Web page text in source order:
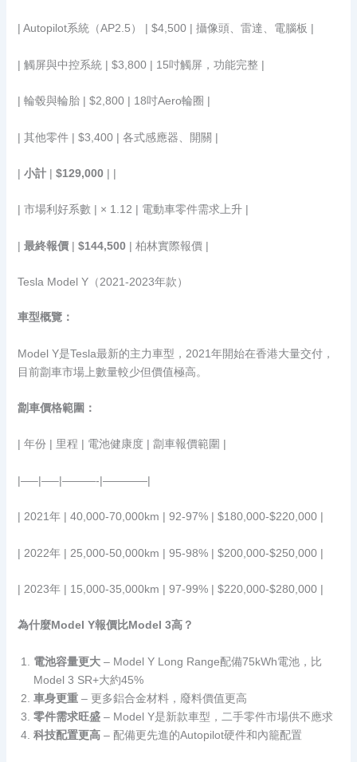
| Autopilot系統（AP2.5） | $4,500 | 攝像頭、雷達、電腦板 |
| 觸屏與中控系統 | $3,800 | 15吋觸屏，功能完整 |
| 輪毂與輪胎 | $2,800 | 18吋Aero輪圈 |
| 其他零件 | $3,400 | 各式感應器、開關 |
| 小計| $129,000| |
| 市場利好系數 | × 1.12 | 電動車零件需求上升 |
| 最終報價| $144,500| 柏林實際報價 |
Tesla Model Y（2021-2023年款）
車型概覽：
Model Y是Tesla最新的主力車型，2021年開始在香港大量交付，
目前劏車市場上數量較少但價值極高。
劏車價格範圍：
| 年份 | 里程 | 電池健康度 | 劏車報價範圍 |
|—–|—–|———-|————|
| 2021年 | 40,000-70,000km | 92-97% | $180,000-$220,000 |
| 2022年 | 25,000-50,000km | 95-98% | $200,000-$250,000 |
| 2023年 | 15,000-35,000km | 97-99% | $220,000-$280,000 |
為什麼Model Y報價比Model 3高？
電池容量更大– Model Y Long Range配備75kWh電池，比
Model 3 SR+大約45%
車身更重– 更多鋁合金材料，廢料價值更高
零件需求旺盛– Model Y是新款車型，二手零件市場供不應求
科技配置更高– 配備更先進的Autopilot硬件和內籠配置